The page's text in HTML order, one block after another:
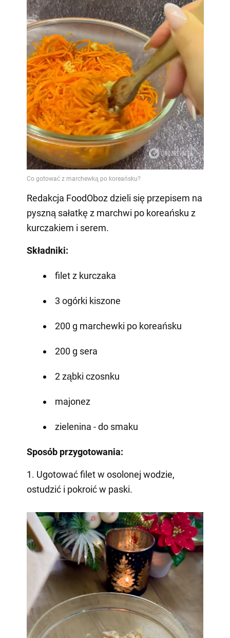
Redakcja FoodOboz dzieli się przepisem na
pyszną sałatkę z marchwi po koreańsku z
kurczakiem i serem.
Składniki:
filet z kurczaka
3 ogórki kiszone
200 g marchewki po koreańsku
200 g sera
2 ząbki czosnku
majonez
zielenina - do smaku
Sposób przygotowania:
1. Ugotować filet w osolonej wodzie,
ostudzić i pokroić w paski.